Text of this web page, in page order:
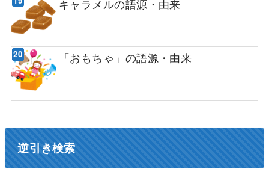
キャラメルの語源・由来
「おもちゃ」の語源・由来
逆引き検索